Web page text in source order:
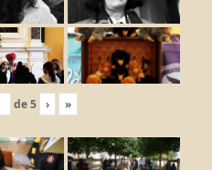
de5 › »